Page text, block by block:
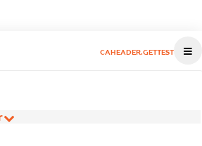
CAHEADER.GETTEST